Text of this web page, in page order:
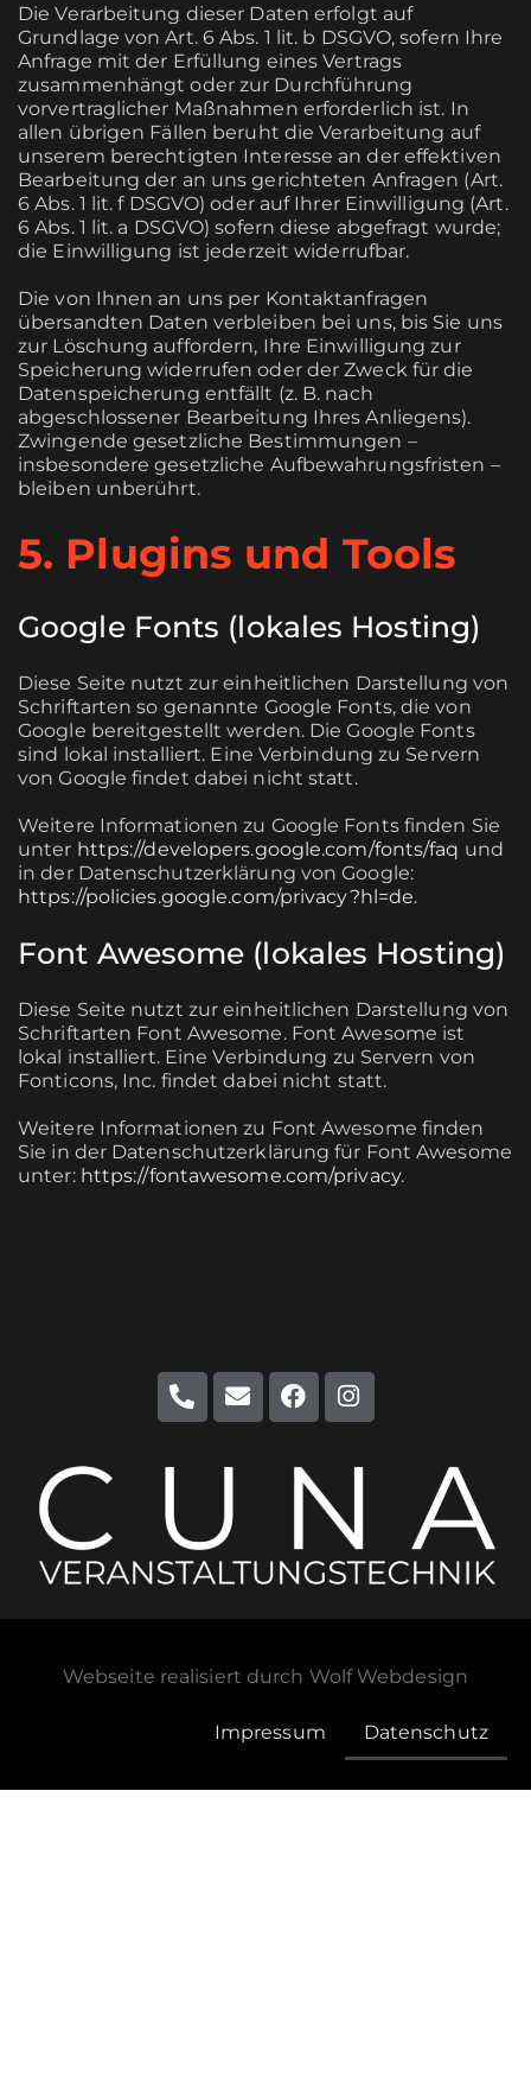
Die Verarbeitung dieser Daten erfolgt auf
Grundlage von Art. 6 Abs. 1 lit. b DSGVO, sofern Ihre
Anfrage mit der Erfüllung eines Vertrags
zusammenhängt oder zur Durchführung
vorvertraglicher Maßnahmen erforderlich ist. In
allen übrigen Fällen beruht die Verarbeitung auf
unserem berechtigten Interesse an der effektiven
Bearbeitung der an uns gerichteten Anfragen (Art.
6 Abs. 1 lit. f DSGVO) oder auf Ihrer Einwilligung (Art.
6 Abs. 1 lit. a DSGVO) sofern diese abgefragt wurde;
die Einwilligung ist jederzeit widerrufbar.
Die von Ihnen an uns per Kontaktanfragen
übersandten Daten verbleiben bei uns, bis Sie uns
zur Löschung auffordern, Ihre Einwilligung zur
Speicherung widerrufen oder der Zweck für die
Datenspeicherung entfällt (z. B. nach
abgeschlossener Bearbeitung Ihres Anliegens).
Zwingende gesetzliche Bestimmungen –
insbesondere gesetzliche Aufbewahrungsfristen –
bleiben unberührt.
5. Plugins und Tools
Google Fonts (lokales Hosting)
Diese Seite nutzt zur einheitlichen Darstellung von
Schriftarten so genannte Google Fonts, die von
Google bereitgestellt werden. Die Google Fonts
sind lokal installiert. Eine Verbindung zu Servern
von Google findet dabei nicht statt.
Weitere Informationen zu Google Fonts finden Sie
unter https://developers.google.com/fonts/faq und
in der Datenschutzerklärung von Google:
https://policies.google.com/privacy?hl=de.
Font Awesome (lokales Hosting)
Diese Seite nutzt zur einheitlichen Darstellung von
Schriftarten Font Awesome. Font Awesome ist
lokal installiert. Eine Verbindung zu Servern von
Fonticons, Inc. findet dabei nicht statt.
Weitere Informationen zu Font Awesome finden
Sie in der Datenschutzerklärung für Font Awesome
unter: https://fontawesome.com/privacy.
Webseite realisiert durch Wolf Webdesign
Impressum Datenschutz